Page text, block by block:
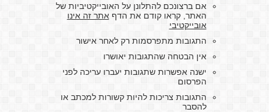
אם ברצונכם להתלונן על האובייקטיביות של
האתר, קראו קודם את הדףאתר זה אינו
אובייקטיבי
התגובות מתפרסמות רק לאחר אישור
אין הבטחה שהתגובות יאושרו
ישנה אפשרות שתגובות יעברו עריכה לפני
הפרסום
התגובות צריכות להיות קשורות למכתב או
להסבר